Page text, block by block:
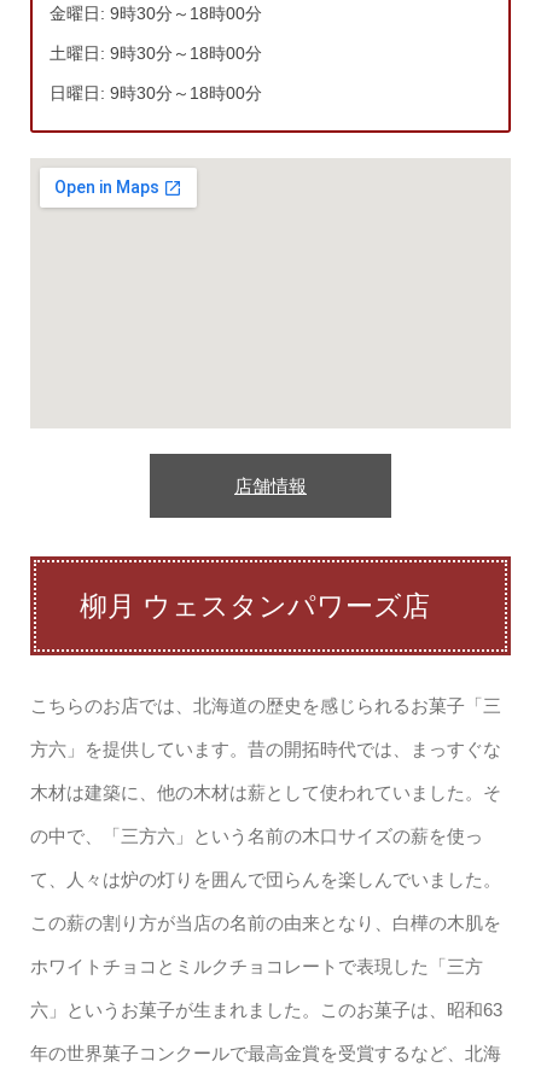
金曜日: 9時30分～18時00分
土曜日: 9時30分～18時00分
日曜日: 9時30分～18時00分
店舗情報
柳月 ウェスタンパワーズ店
こちらのお店では、北海道の歴史を感じられるお菓子「三
方六」を提供しています。昔の開拓時代では、まっすぐな
木材は建築に、他の木材は薪として使われていました。そ
の中で、「三方六」という名前の木口サイズの薪を使っ
て、人々は炉の灯りを囲んで団らんを楽しんでいました。
この薪の割り方が当店の名前の由来となり、白樺の木肌を
ホワイトチョコとミルクチョコレートで表現した「三方
六」というお菓子が生まれました。このお菓子は、昭和63
年の世界菓子コンクールで最高金賞を受賞するなど、北海